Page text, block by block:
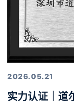
2026.05.21
实力认证｜道